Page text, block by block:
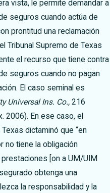
vista, le permite demandar a
seguros cuando actúa de
prontitud una reclamación
Tribunal Supremo de Texas
el recurso que tiene contra
seguros cuando no pagan
El caso seminal es
Universal Ins. Co.,216
2006). En ese caso, el
dictaminó que “en
no tiene la obligación
[on a UM/UIM
obtenga una
la responsabilidad y la